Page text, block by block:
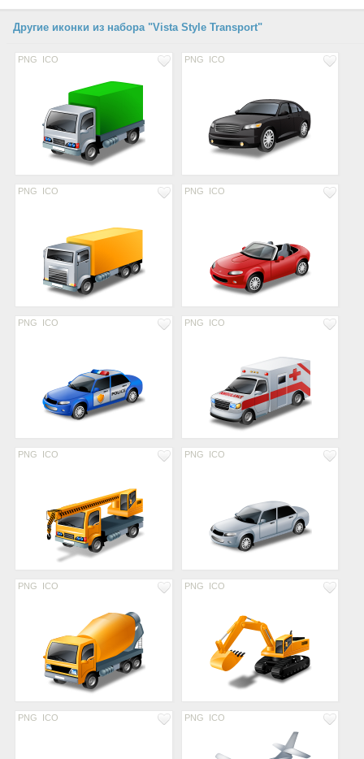
Другие иконки из набора "Vista Style Transport"
PNG ICO PNG ICO
PNG ICO PNG ICO
PNG ICO PNG ICO
PNG ICO PNG ICO
PNG ICO PNG ICO
PNG ICO PNG ICO